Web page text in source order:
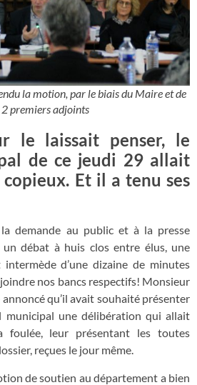
la motion, par le biais du Maire et de
2 premiers adjoints
le laissait penser, le
de ce jeudi 29 allait
Et il a tenu ses
demande au public et à la presse
un débat à huis clos entre élus, une
d’une dizaine de minutes
nos bancs respectifs! Monsieur
annoncé qu’il avait souhaité présenter
municipal une délibération qui allait
foulée, leur présentant les toutes
reçues le jour même.
de soutien au département a bien